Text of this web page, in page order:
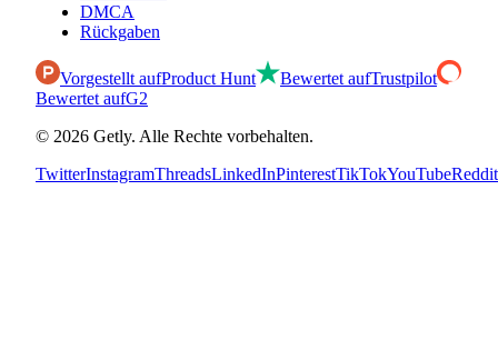
DMCA
Rückgaben
Vorgestellt aufProduct Hunt Bewertet aufTrustpilot
Bewertet aufG2
© 2026 Getly. Alle Rechte vorbehalten.
TwitterInstagramThreadsLinkedInPinterestTikTokYouTubeReddit